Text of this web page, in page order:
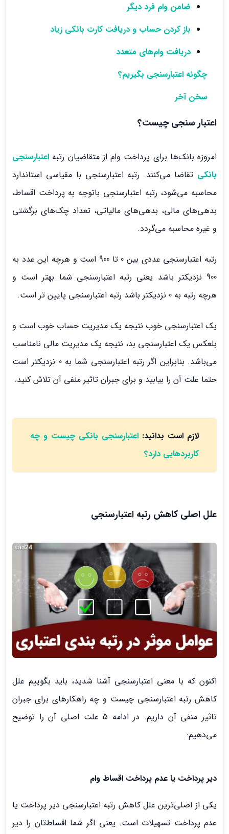
ضامن وام فرد دیگر
باز کردن حساب و دریافت کارت بانکی زیاد
دریافت وام‌های متعدد
چگونه اعتبارسنجی بگیریم؟
سخن آخر
اعتبار سنجی چیست؟
امروزه بانک‌ها برای پرداخت وام از متقاضیان رتبه اعتبارسنجی
بانکی تقاضا می‌کنند. رتبه اعتبارسنجی با مقیاسی استاندارد
محاسبه می‌شود، رتبه اعتبارسنجی باتوجه به پرداخت اقساط،
بدهی‌های مالی، بدهی‌های مالیاتی، تعداد چک‌های برگشتی
و غیره محاسبه می‌گردد.
رتبه اعتبارسنجی عددی بین 0 تا 900 است و هرچه این عدد به
900 نزدیکتر باشد یعنی رتبه اعتبارسنجی شما بهتر است و
هرچه رتبه به 0 نزدیکتر باشد رتبه اعتبارسنجی پایین تر است.
یک اعتبارسنجی خوب نتیجه یک مدیریت حساب خوب است و
بلعکس یک اعتبارسنجی بد، نتیجه یک مدیریت مالی نامناسب
می‌باشد. بنابراین اگر رتبه اعتبارسنجی شما به 0 نزدیکتر است
حتما علت آن را بیابید و برای جبران تاثیر منفی آن تلاش کنید.
لازم است بدانید: اعتبارسنجی بانکی چیست و چه
کاربردهایی دارد؟
علل اصلی کاهش رتبه اعتبارسنجی
اکنون که با معنی اعتبارسنجی آشنا شدید، باید بگوییم علل
کاهش رتبه اعتبارسنجی چیست و چه راهکارهای برای جبران
تاثیر منفی آن داریم. در ادامه 5 علت اصلی آن را توضیح
می‌دهیم:
دیر پرداخت یا عدم پرداخت اقساط وام
یکی از اصلی‌ترین علل کاهش رتبه اعتبارسنجی دیر پرداخت یا
عدم پرداخت تسهیلات است. یعنی اگر شما اقساط‌تان را دیر